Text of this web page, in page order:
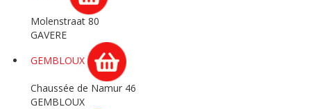
Molenstraat 80
GAVERE
GEMBLOUX
Chaussée de Namur 46
GEMBLOUX